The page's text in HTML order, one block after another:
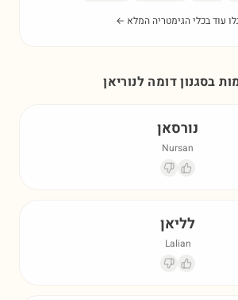
עוד בכלי הגימטריה המלא ←
בסגנון דומה לנוריאן
נורסאן
Nursan
לליאן
Lalian